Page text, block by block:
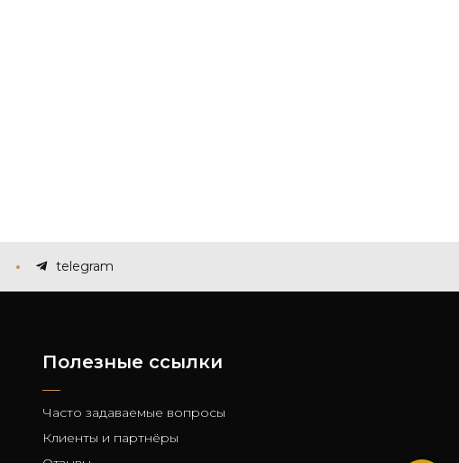
telegram
Полезные ссылки
Часто задаваемые вопросы
Клиенты и партнёры